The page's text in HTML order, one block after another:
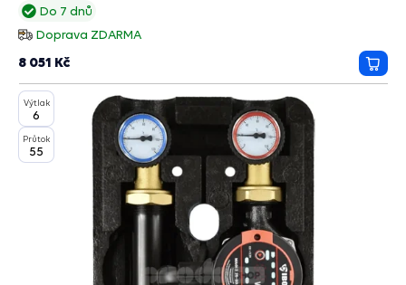
Do 7 dnů
Doprava ZDARMA
8 051 Kč
do
Výtlak
6
Průtok
55